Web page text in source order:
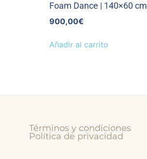
Foam Dance | 140×60 cm
900,00€
Añadir al carrito
Términos y condiciones
Política de privacidad